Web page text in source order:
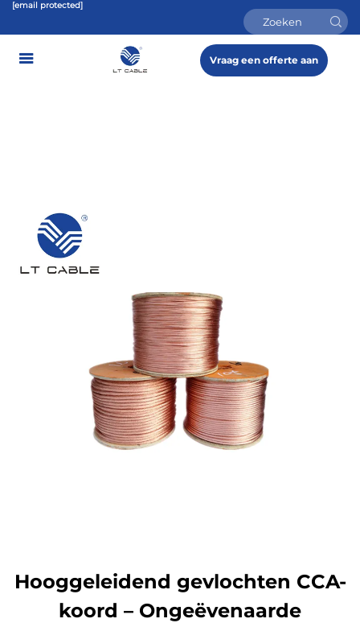
[email protected]
Vraag een offerte aan
Hooggeleidend gevlochten CCA-
koord – Ongeëvenaarde